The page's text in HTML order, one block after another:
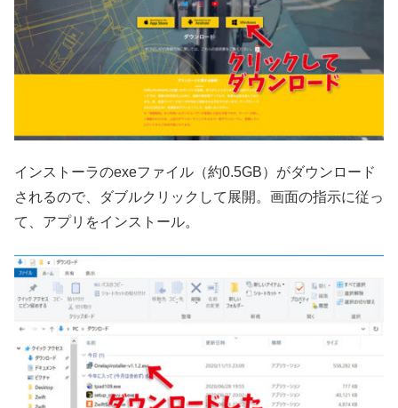
インストーラのexeファイル（約0.5GB）がダウンロード
されるので、ダブルクリックして展開。画面の指示に従っ
て、アプリをインストール。